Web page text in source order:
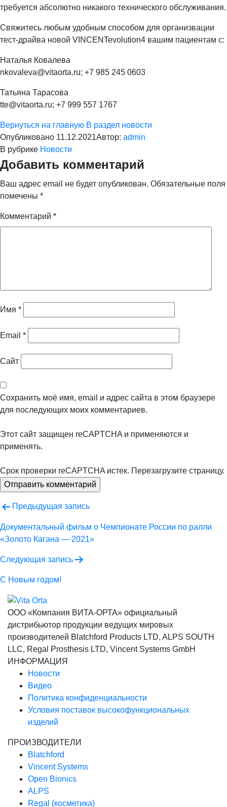
требуется абсолютно никакого технического обслуживания.
Свяжитесь любым удобным способом для организвации
тест-драйва новой VINCENTevolution4 вашим пациентам с:
Наталья Ковалева
nkovaleva@vitaorta.ru; +7 985 245 0603
Татьяна Тарасова
tte@vitaorta.ru; +7 999 557 1767
Вернуться на главную В раздел новости
Опубликовано 11.12.2021Автор: admin
В рубрике Новости
Добавить комментарий
Ваш адрес email не будет опубликован. Обязательные поля
помечены *
Комментарий *
Имя *
Email *
Сайт
Сохранить моё имя, email и адрес сайта в этом браузере
для последующих моих комментариев.
Этот сайт защищен reCAPTCHA и применяются и
применять.
Срок проверки reCAPTCHA истек. Перезагрузите страницу.
Навигация
по
записям
Предыдущая запись
Документальный фильм о Чемпионате России по ралли
«Золото Кагана — 2021»
Следующая запись
C Новым годом!
ООО «Компания ВИТА-ОРТА» официальный
дистрибьютор продукции ведущих мировых
производителей Blatchford Products LTD, ALPS SOUTH
LLC, Regal Prosthesis LTD, Vincent Systems GmbH
ИНФОРМАЦИЯ
Новости
Видео
Политика конфиденциальности
Условия поставок высокофункциональных
изделий
ПРОИЗВОДИТЕЛИ
Blatchford
Vincent Systems
Open Bionics
ALPS
Regal (косметика)